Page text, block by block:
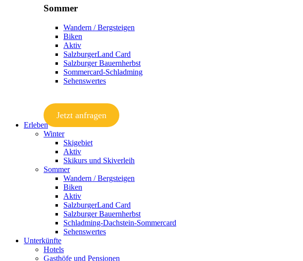
Sommer
Wandern / Bergsteigen
Biken
Aktiv
SalzburgerLand Card
Salzburger Bauernherbst
Sommercard-Schladming
Sehenswertes
Jetzt anfragen
Erleben
Winter
Skigebiet
Aktiv
Skikurs und Skiverleih
Sommer
Wandern / Bergsteigen
Biken
Aktiv
SalzburgerLand Card
Salzburger Bauernherbst
Schladming-Dachstein-Sommercard
Sehenswertes
Unterkünfte
Hotels
Gasthöfe und Pensionen